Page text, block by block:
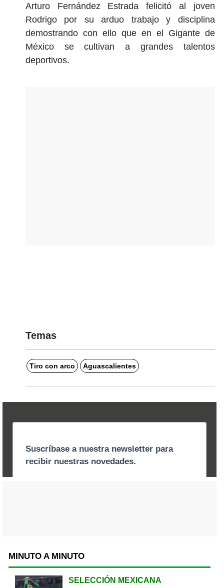
Arturo Fernández Estrada felicitó al joven
Rodrigo por su arduo trabajo y disciplina
demostrando con ello que en el Gigante de
México se cultivan a grandes talentos
deportivos.
Temas
Tiro con arco Aguascalientes
MINUTO A MINUTO
SELECCIÓN MEXICANA